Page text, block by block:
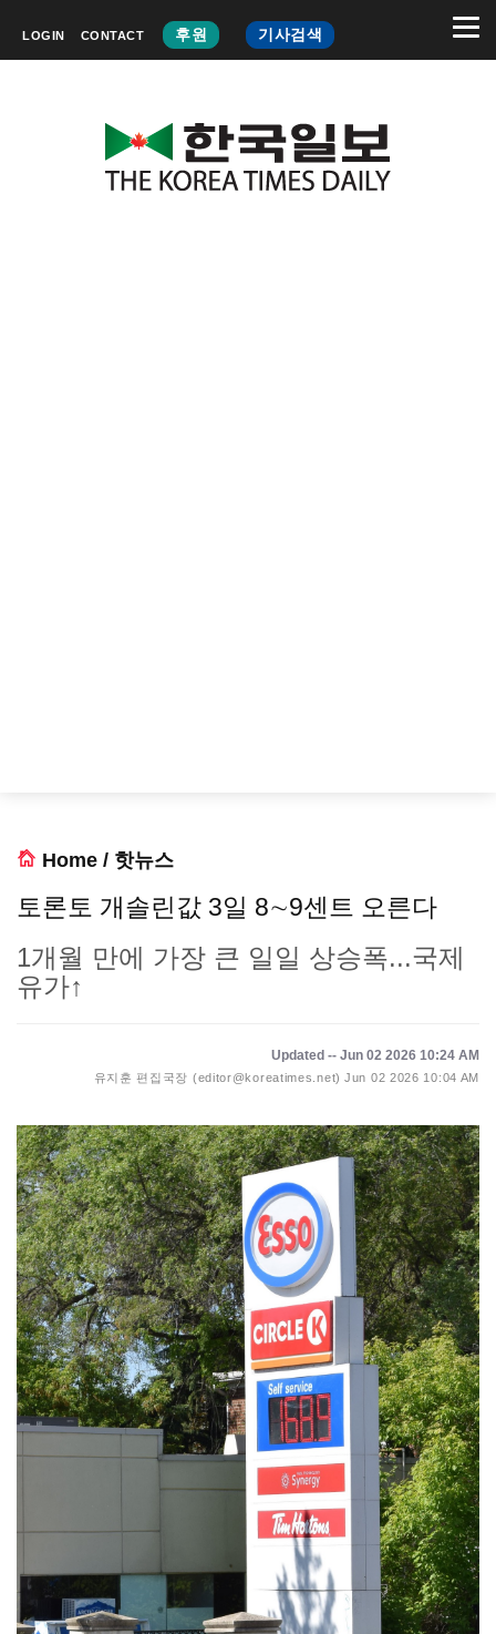
LOGIN CONTACT 후원 기사검색
Home / 핫뉴스
토론토 개솔린값 3일 8∼9센트 오른다
1개월 만에 가장 큰 일일 상승폭...국제
유가↑
Updated -- Jun 02 2026 10:24 AM
유지훈 편집국장 (editor@koreatimes.net) Jun 02 2026 10:04 AM